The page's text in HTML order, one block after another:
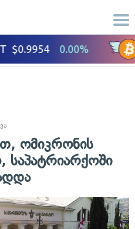
ომიკრონის
საპატრიარქოში